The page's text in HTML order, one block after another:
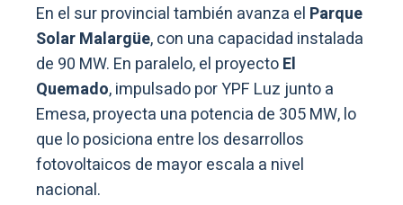
En el sur provincial también avanza el Parque
Solar Malargüe, con una capacidad instalada
de 90 MW. En paralelo, el proyectoEl
Quemado, impulsado por YPF Luz junto a
Emesa, proyecta una potencia de 305 MW, lo
que lo posiciona entre los desarrollos
fotovoltaicos de mayor escala a nivel
nacional.